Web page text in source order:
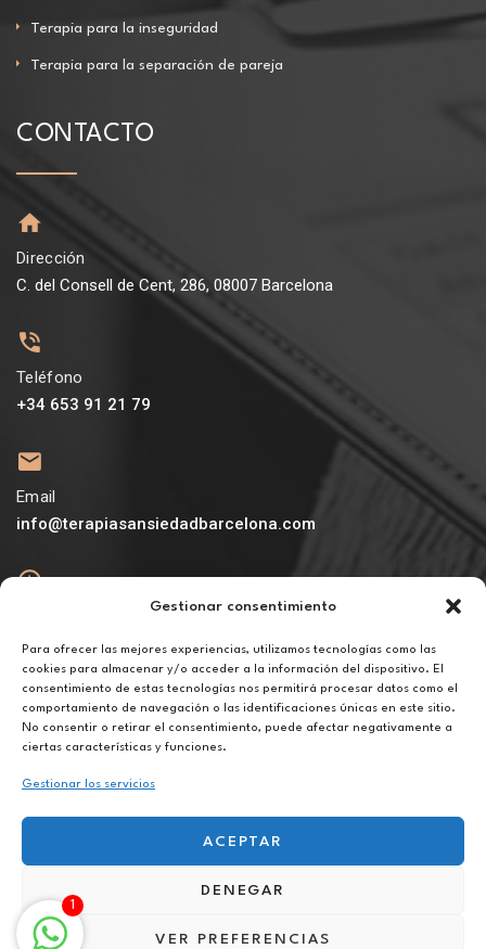
Gestionar consentimiento
Para ofrecer las mejores experiencias, utilizamos tecnologías como las
cookies para almacenar y/o acceder a la información del dispositivo. El
consentimiento de estas tecnologías nos permitirá procesar datos como el
comportamiento de navegación o las identificaciones únicas en este sitio.
No consentir o retirar el consentimiento, puede afectar negativamente a
ciertas características y funciones.
Gestionar los servicios
ACEPTAR
DENEGAR
VER PREFERENCIAS
Terapia para la inseguridad
Terapia para la separación de pareja
CONTACTO
Dirección
C. del Consell de Cent, 286, 08007 Barcelona
Teléfono
+34 653 91 21 79
Email
info@terapiasansiedadbarcelona.com
De lunes a viernes de 10h a 20h
Aviso legal
Política de privacidad
Política de cookies
Terapia para la conciliación familiar en Estepona
1